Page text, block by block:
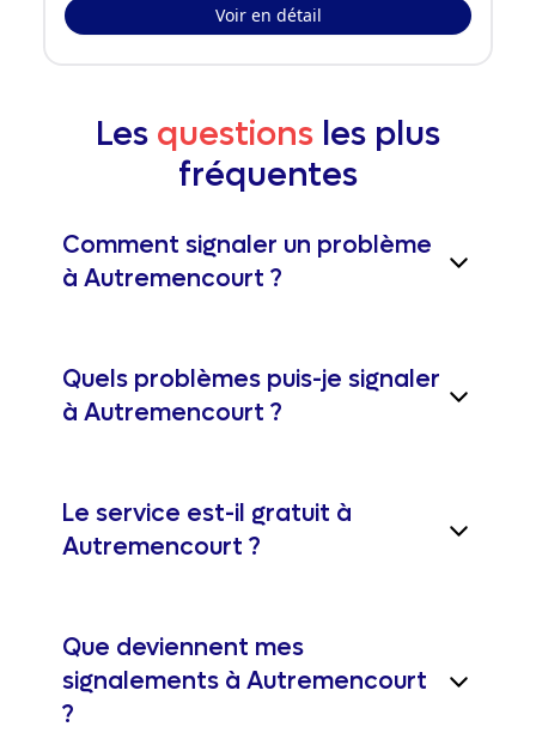
Voir en détail
Les questions les plus
fréquentes
Comment signaler un problème
à Autremencourt ?
Quels problèmes puis-je signaler
à Autremencourt ?
Le service est-il gratuit à
Autremencourt ?
Que deviennent mes
signalements à Autremencourt
?